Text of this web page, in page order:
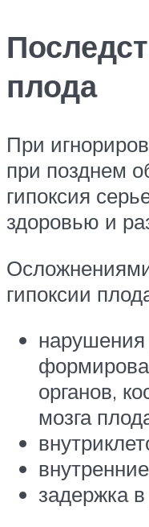
плода
При
при позднем
гипоксия
здоровью и
гипоксии
нарушения
органов,
мозга
задержка